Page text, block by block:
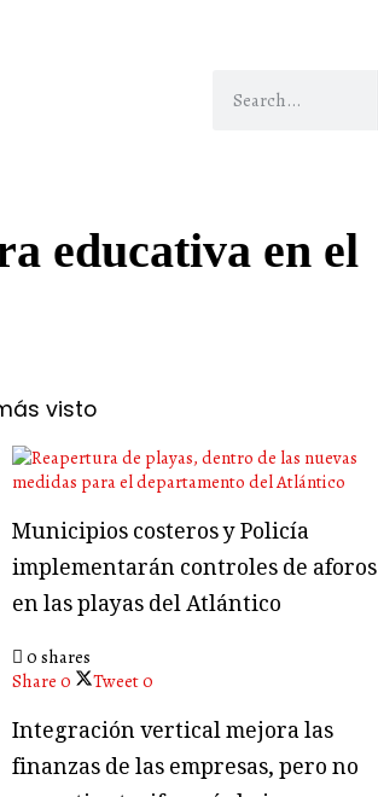
educativa en el
visto
Municipios costeros y Policía
implementarán controles de aforos
en las playas del Atlántico
0 shares
Share 0 Tweet0
Integración vertical mejora las
finanzas de las empresas, pero no